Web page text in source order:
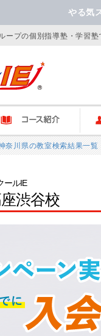
やる気
ープの個別指導塾・学習塾
ス紹介 IE
奈川県の教室検索結果一覧
ールIE
渋谷校